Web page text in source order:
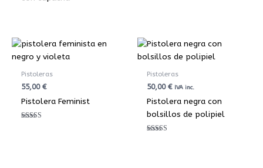
Pistoleras
55,00€
Pistolera Feminist
Pistoleras
50,00€ IVA inc.
Pistolera negra con
bolsillos de polipiel